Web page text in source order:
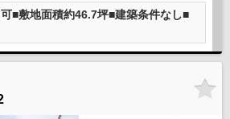
■敷地面積約46.7坪■建築条件なし■